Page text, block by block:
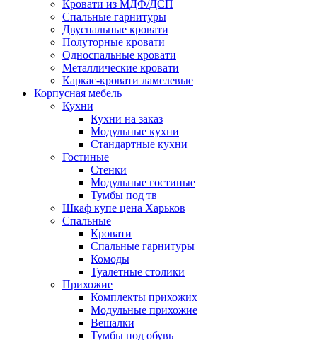
Кровати из МДФ/ДСП
Спальные гарнитуры
Двуспальные кровати
Полуторные кровати
Односпальные кровати
Металлические кровати
Каркас-кровати ламелевые
Корпусная мебель
Кухни
Кухни на заказ
Модульные кухни
Стандартные кухни
Гостиные
Стенки
Модульные гостиные
Тумбы под тв
Шкаф купе цена Харьков
Спальные
Кровати
Спальные гарнитуры
Комоды
Туалетные столики
Прихожие
Комплекты прихожих
Модульные прихожие
Вешалки
Тумбы под обувь